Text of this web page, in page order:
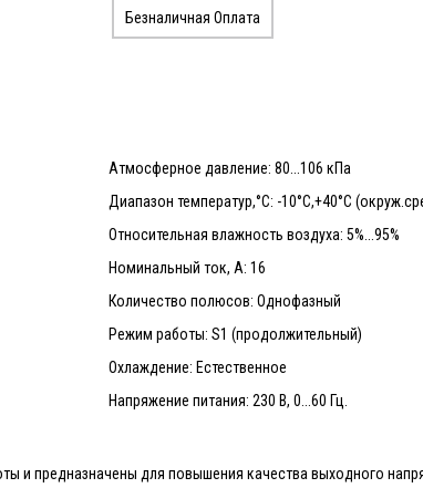
Безналичная Оплата
Атмосферное давление: 80...106 кПа
Диапазон температур,°С: -10°C,+40°C
Относительная влажность воздуха: 5%...95%
Номинальный ток, А: 16
Количество полюсов: Однофазный
Режим работы: S1 (продолжительный)
Охлаждение: Естественное
Напряжение питания: 230 В, 0...60 Гц.
и предназначены для повышения качества выходного